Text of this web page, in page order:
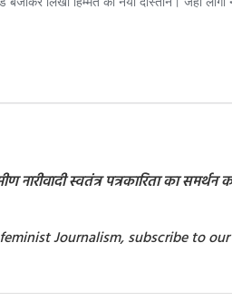
नारीवादी स्वतंत्र पत्रकारिता का
Journalism, subscribe to